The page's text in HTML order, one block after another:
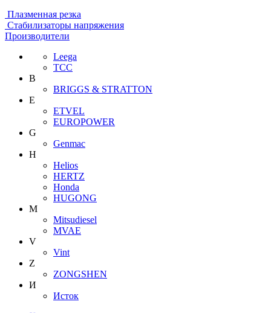
Плазменная резка
Стабилизаторы напряжения
Производители
Leega
ТСС
B
BRIGGS & STRATTON
E
ETVEL
EUROPOWER
G
Genmac
H
Helios
HERTZ
Honda
HUGONG
M
Mitsudiesel
MVAE
V
Vint
Z
ZONGSHEN
И
Исток